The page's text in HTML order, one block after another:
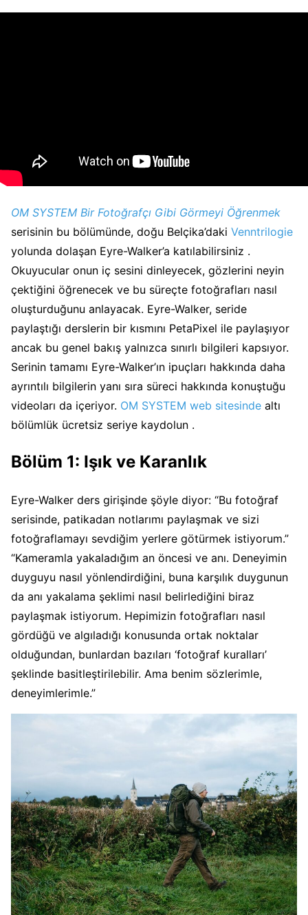
OM SYSTEM Bir Fotoğrafçı Gibi Görmeyi Öğrenmek
serisinin bu bölümünde, doğu Belçika’daki Venntrilogie
yolunda dolaşan Eyre-Walker’a katılabilirsiniz .
Okuyucular onun iç sesini dinleyecek, gözlerini neyin
çektiğini öğrenecek ve bu süreçte fotoğrafları nasıl
oluşturduğunu anlayacak. Eyre-Walker, seride
paylaştığı derslerin bir kısmını PetaPixel ile paylaşıyor
ancak bu genel bakış yalnızca sınırlı bilgileri kapsıyor.
Serinin tamamı Eyre-Walker’ın ipuçları hakkında daha
ayrıntılı bilgilerin yanı sıra süreci hakkında konuştuğu
videoları da içeriyor. OM SYSTEM web sitesinde altı
bölümlük ücretsiz seriye kaydolun .
Bölüm 1: Işık ve Karanlık
Eyre-Walker ders girişinde şöyle diyor: “Bu fotoğraf
serisinde, patikadan notlarımı paylaşmak ve sizi
fotoğraflamayı sevdiğim yerlere götürmek istiyorum.”
“Kameramla yakaladığım an öncesi ve anı. Deneyimin
duyguyu nasıl yönlendirdiğini, buna karşılık duygunun
da anı yakalama şeklimi nasıl belirlediğini biraz
paylaşmak istiyorum. Hepimizin fotoğrafları nasıl
gördüğü ve algıladığı konusunda ortak noktalar
olduğundan, bunlardan bazıları ‘fotoğraf kuralları’
şeklinde basitleştirilebilir. Ama benim sözlerimle,
deneyimlerimle.”